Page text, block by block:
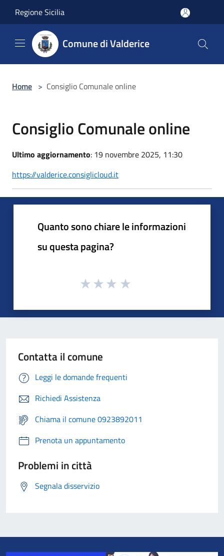
Regione Sicilia
Comune di Valderice
Home > Consiglio Comunale online
Consiglio Comunale online
Ultimo aggiornamento: 19 novembre 2025, 11:30
https://valderice.consiglicloud.it
Quanto sono chiare le informazioni
su questa pagina?
Contatta il comune
Leggi le domande frequenti
Richiedi Assistenza
Chiama il comune 0923892011
Prenota un appuntamento
Problemi in città
Segnala disservizio